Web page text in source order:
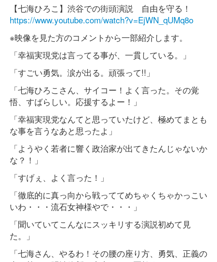
【七海ひろこ】渋谷での街頭演説 自由を守る！
https://www.youtube.com/watch?v=EjWN_qUMq8o
※映像を見た方のコメントから一部紹介します。
「幸福実現党は言ってる事が、一貫している。」
「すごい勇気。涙が出る。頑張って!!」
「七海ひろこさん、サイコー！よく言った。その覚
悟、すばらしい。応援するよー！」
「幸福実現党なんてと思っていたけど、極めてまとも
な事を言うなあと思ったよ」
「ようやく若者に響く政治家が出てきたんじゃないか
な？！」
「すげぇ、よく言った！」
「徹底的に真っ向から戦っててめちゃくちゃかっこい
いわ・・・流石女神様やで・・・」
「聞いていてこんなにスッキリする演説初めて見
た。」
「七海さん、やるわ！その腰の座り方、勇気、正義の